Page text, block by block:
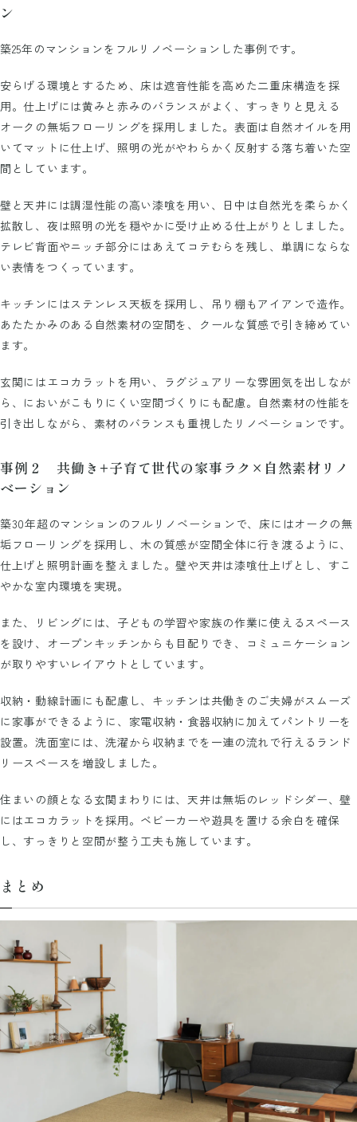
ン
築25年のマンションをフルリノベーションした事例です。
安らげる環境とするため、床は遮音性能を高めた二重床構造を採
用。仕上げには黄みと赤みのバランスがよく、すっきりと見える
オークの無垢フローリングを採用しました。表面は自然オイルを用
いてマットに仕上げ、照明の光がやわらかく反射する落ち着いた空
間としています。
壁と天井には調湿性能の高い漆喰を用い、日中は自然光を柔らかく
拡散し、夜は照明の光を穏やかに受け止める仕上がりとしました。
テレビ背面やニッチ部分にはあえてコテむらを残し、単調にならな
い表情をつくっています。
キッチンにはステンレス天板を採用し、吊り棚もアイアンで造作。
あたたかみのある自然素材の空間を、クールな質感で引き締めてい
ます。
玄関にはエコカラットを用い、ラグジュアリーな雰囲気を出しなが
ら、においがこもりにくい空間づくりにも配慮。自然素材の性能を
引き出しながら、素材のバランスも重視したリノベーションです。
事例２ 共働き+子育て世代の家事ラク×自然素材リノ
ベーション
築30年超のマンションのフルリノベーションで、床にはオークの無
垢フローリングを採用し、木の質感が空間全体に行き渡るように、
仕上げと照明計画を整えました。壁や天井は漆喰仕上げとし、すこ
やかな室内環境を実現。
また、リビングには、子どもの学習や家族の作業に使えるスペース
を設け、オープンキッチンからも目配りでき、コミュニケーション
が取りやすいレイアウトとしています。
収納・動線計画にも配慮し、キッチンは共働きのご夫婦がスムーズ
に家事ができるように、家電収納・食器収納に加えてパントリーを
設置。洗面室には、洗濯から収納までを一連の流れで行えるランド
リースペースを増設しました。
住まいの顔となる玄関まわりには、天井は無垢のレッドシダー、壁
にはエコカラットを採用。ベビーカーや遊具を置ける余白を確保
し、すっきりと空間が整う工夫も施しています。
まとめ